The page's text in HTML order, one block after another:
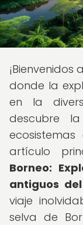
¡Bienvenidos
donde la
en la
descubre
artículo
Borneo:
antiguos
viaje
selva de